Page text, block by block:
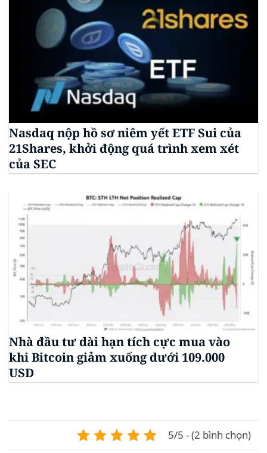
Nasdaq nộp hồ sơ niêm yết ETF Sui của
21Shares, khởi động quá trình xem xét
của SEC
Nhà đầu tư dài hạn tích cực mua vào
khi Bitcoin giảm xuống dưới 109.000
USD
5/5 - (2 bình chọn)